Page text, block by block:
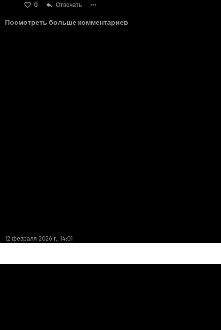
0 Отвечать
Посмотреть больше комментариев
12 февраля 2026 г., 14:01